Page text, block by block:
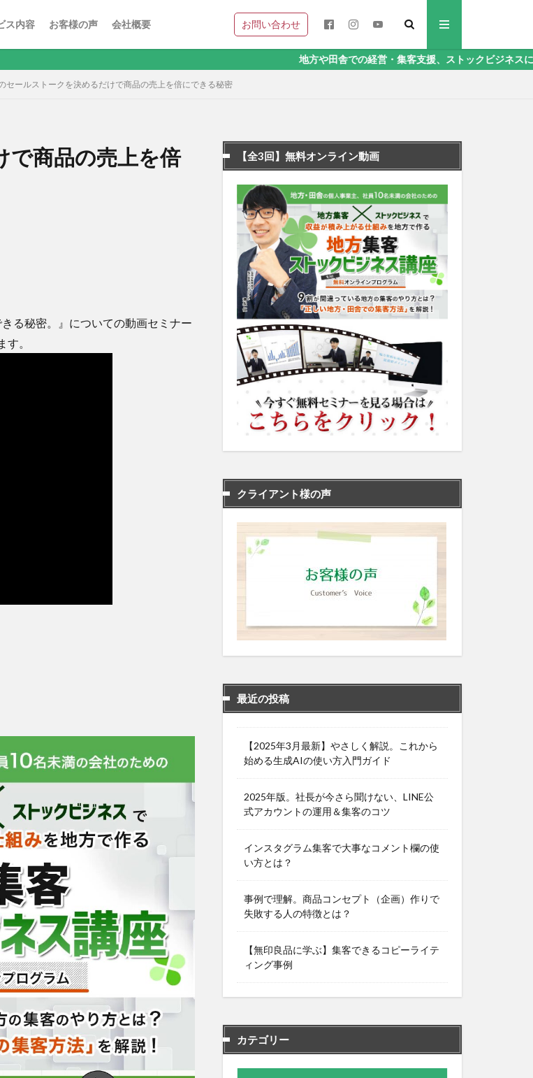
ス内容 お客様の声 会社概要 お問い合わせ
地方や田舎での経営・集客支援、ストックビジネスに関することな
セールストークを決めるだけで商品の売上を倍にできる秘密
で商品の売上を倍
る秘密。』についての動画セミナー
。
【全3回】無料オンライン動画
クライアント様の声
最近の投稿
【2025年3月最新】やさしく解説。これから
始める生成AIの使い方入門ガイド
2025年版。社長が今さら聞けない、LINE公
式アカウントの運用＆集客のコツ
インスタグラム集客で大事なコメント欄の使
い方とは？
事例で理解。商品コンセプト（企画）作りで
失敗する人の特徴とは？
【無印良品に学ぶ】集客できるコピーライテ
ィング事例
カテゴリー